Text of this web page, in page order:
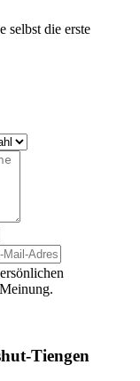
selbst die erste
Tiengen